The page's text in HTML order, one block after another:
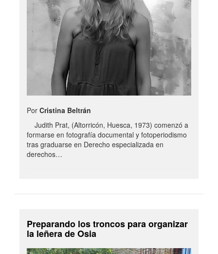
Por Cristina Beltrán
Judith Prat, (Altorricón, Huesca, 1973) comenzó a
formarse en fotografía documental y fotoperiodismo
tras graduarse en Derecho especializada en
derechos…
Preparando los troncos para organizar
la leñera de Osia